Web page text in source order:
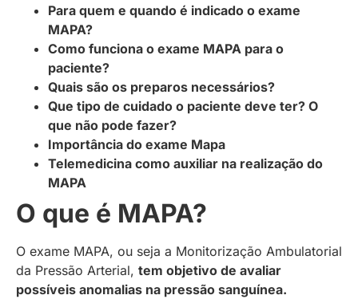
Para quem e quando é indicado o exame
MAPA?
Como funciona o exame MAPA para o
paciente?
Quais são os preparos necessários?
Que tipo de cuidado o paciente deve ter? O
que não pode fazer?
Importância do exame Mapa
Telemedicina como auxiliar na realização do
MAPA
O que é MAPA?
O exame MAPA, ou seja a Monitorização Ambulatorial
da Pressão Arterial, tem objetivo de avaliar
possíveis anomalias na pressão sanguínea.